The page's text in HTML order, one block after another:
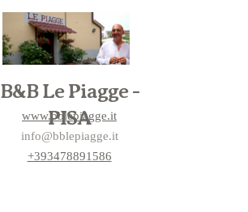
B&B Le Piagge -
PISA
www.bblepiagge.it
info@bblepiagge.it
+393478891586